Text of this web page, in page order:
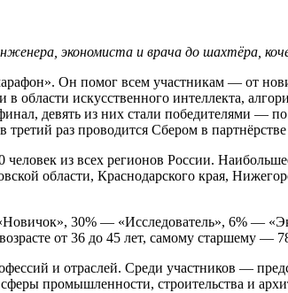
экономиста и врача до шахтёра,
Он помог всем участникам — от
области искусственного интеллекта,
девять из них стали победителями — по
раз проводится Сбером в
из всех регионов России.
области, Краснодарского края,
30% — «Исследователь», 6% —
от 36 до 45 лет, самому старшему —
и отраслей. Среди участников —
промышленности, строительства и